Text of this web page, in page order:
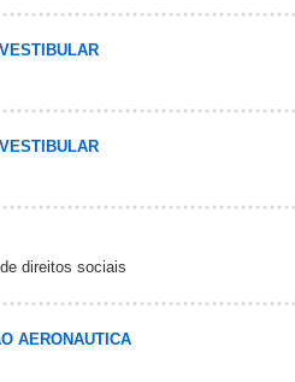
direitos sociais
AERONAUTICA